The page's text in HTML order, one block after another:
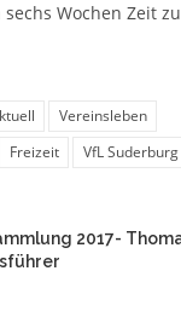
Wochen Zeit
Vereinsleben
Freizeit VfL Suderburg
2017-